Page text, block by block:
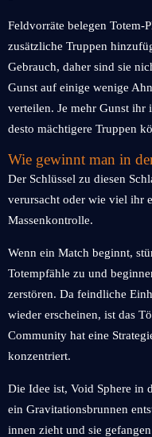
Feldvorräte belegen Totem-
zusätzliche Truppen
Gebrauch, daher sind sie
Gunst auf einige wenige
verteilen. Je mehr Gunst ihr
desto mächtigere Truppen
Wie gewinnt man in
Der Schlüssel zu diesen
verursacht oder wie viel ihr
Massenkontrolle.
Wenn ein Match beginnt,
Totempfähle zu und
zerstören. Da feindliche
wieder erscheinen, ist das
Community hat eine
konzentriert.
Die Idee ist, Void Sphere in
ein Gravitationsbrunnen
innen zieht und sie